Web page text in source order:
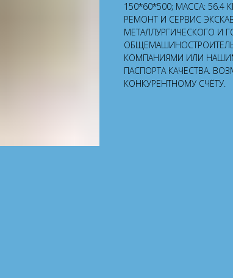
150*60*500; МАССА: 56.4
РЕМОНТ И СЕРВИС
МЕТАЛЛУРГИЧЕСКОГО И
КОМПАНИЯМИ ИЛИ
ПАСПОРТА КАЧЕСТВА.
КОНКУРЕНТНОМУ СЧЁТУ.